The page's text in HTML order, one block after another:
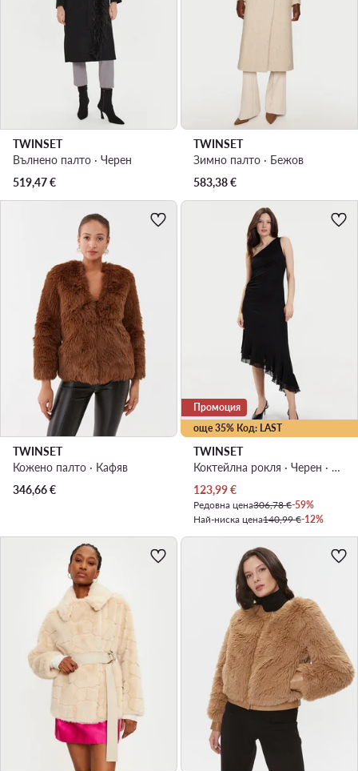
TWINSET
Вълнено палто · Черен
519,47€
TWINSET
Зимно палто · Бежов
583,38€
TWINSET
Кожено палто · Кафяв
346,66€
още 35% Код: LAST
Промоция
TWINSET
Коктейлна рокля · Черен · Миди
Актуална цена
123,99€
Редовна цена306,78 €-59%
Най-ниска цена140,99 €-12%